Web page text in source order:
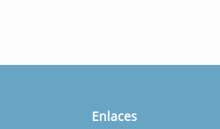
Enlaces